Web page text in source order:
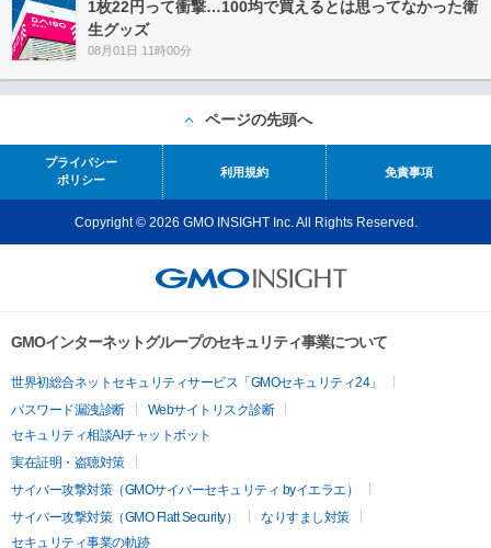
1枚22円って衝撃…100均で買えるとは思ってなかった衛
生グッズ
08月01日 11時00分
ページの先頭へ
プライバシー
ポリシー
利用規約 免責事項
Copyright © 2026 GMO INSIGHT Inc. All Rights Reserved.
GMOインターネットグループのセキュリティ事業について
世界初総合ネットセキュリティサービス「GMOセキュリティ24」
パスワード漏洩診断
Webサイトリスク診断
セキュリティ相談AIチャットボット
実在証明・盗聴対策
サイバー攻撃対策（GMOサイバーセキュリティ byイエラエ）
サイバー攻撃対策（GMO Flatt Security）
なりすまし対策
セキュリティ事業の軌跡